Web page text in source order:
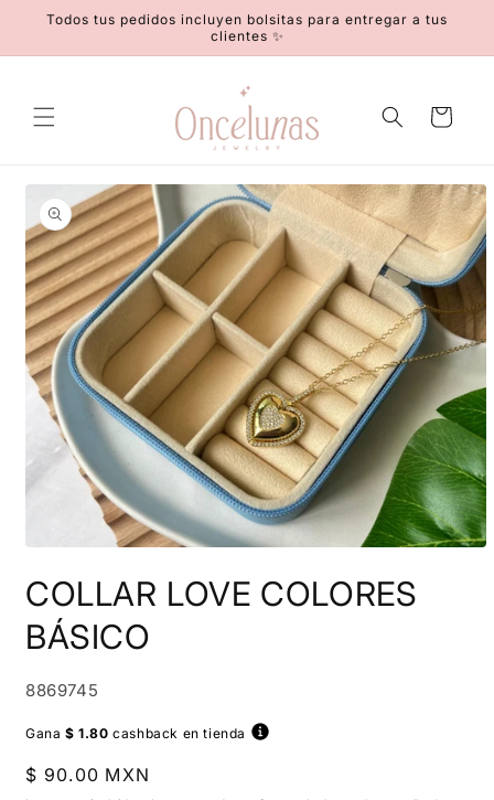
directamente
Todos tus pedidos incluyen bolsitas para entregar a tus
clientes ✨
Carrito
directamente
información
del producto
multimedia
1
en
una
ventana
COLLAR LOVE COLORES
BÁSICO
SKU:
8869745
Gana $ 1.80 cashback en tienda
Precio
$ 90.00 MXN